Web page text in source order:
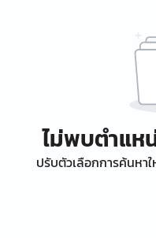
ไม่พบตำแ
ปรับตัวเลือกการค้นหา